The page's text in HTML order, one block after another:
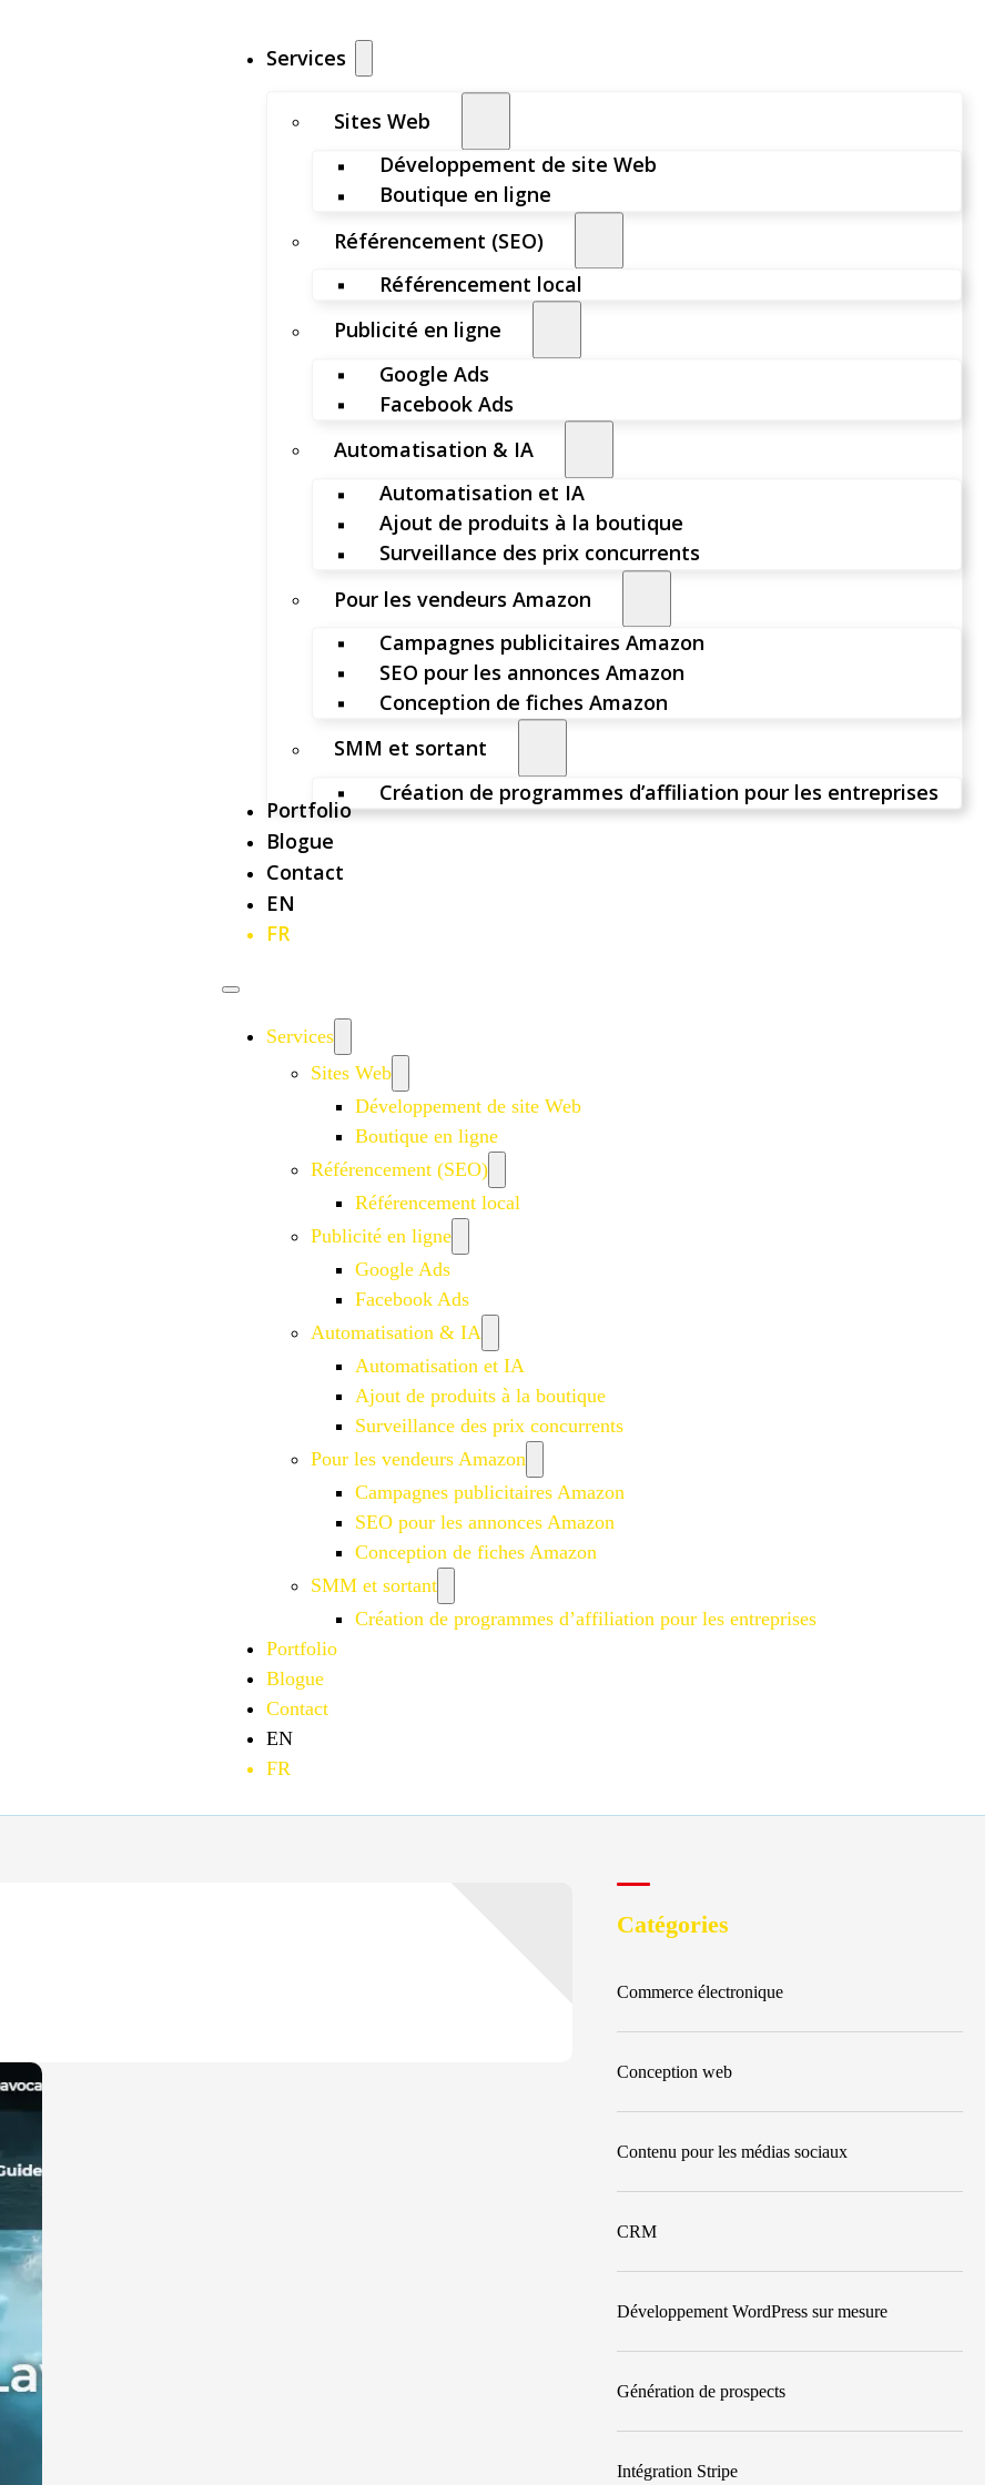
Services
Sites Web
Développement de site Web
Boutique en ligne
Référencement (SEO)
Référencement local
Publicité en ligne
Google Ads
Facebook Ads
Automatisation & IA
Automatisation et IA
Ajout de produits à la boutique
Surveillance des prix concurrents
Pour les vendeurs Amazon
Campagnes publicitaires Amazon
SEO pour les annonces Amazon
Conception de fiches Amazon
SMM et sortant
Création de programmes d’affiliation pour les entreprises
Portfolio
Blogue
Contact
EN
FR
Services
Sites Web
Développement de site Web
Boutique en ligne
Référencement (SEO)
Référencement local
Publicité en ligne
Google Ads
Facebook Ads
Automatisation & IA
Automatisation et IA
Ajout de produits à la boutique
Surveillance des prix concurrents
Pour les vendeurs Amazon
Campagnes publicitaires Amazon
SEO pour les annonces Amazon
Conception de fiches Amazon
SMM et sortant
Création de programmes d’affiliation pour les entreprises
Portfolio
Blogue
Contact
EN
FR
Catégories
Commerce électronique
Conception web
Contenu pour les médias sociaux
CRM
Développement WordPress sur mesure
Génération de prospects
Intégration Stripe